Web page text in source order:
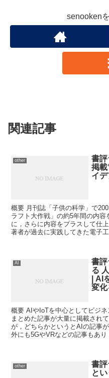
senooken
関連記事
other
書評
掲
イ
概要 月刊誌「子供の科学」で
ラフト大作戦」の約5年間の内容
に，さらに内容をプラスして仕
著者が過去に実践してきた電子
AI
書
る
| AI
変
概要 AIやIoTを中心としてビジ
まとめた記事が大量に掲載され
が，どちらかというとAIの記事
外にも5GやVRなどの記事もあり
other
書
と